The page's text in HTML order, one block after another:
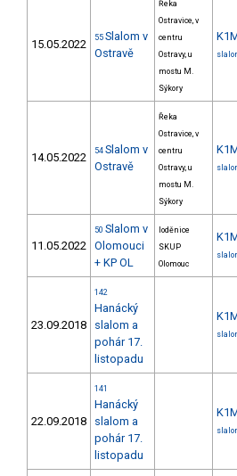
15.05.2022 55 Slalom v
Ostravě
Řeka
Ostravice, v
centru
Ostravy, u
mostu M.
Sýkory
14.05.2022 54 Slalom v
Ostravě
Řeka
Ostravice, v
centru
Ostravy, u
mostu M.
Sýkory
11.05.2022
50 Slalom v
Olomouci
+ KP OL
loděnice
SKUP
Olomouc
23.09.2018
142
Hanácký
slalom a
pohár 17.
listopadu
22.09.2018
141
Hanácký
slalom a
pohár 17.
listopadu